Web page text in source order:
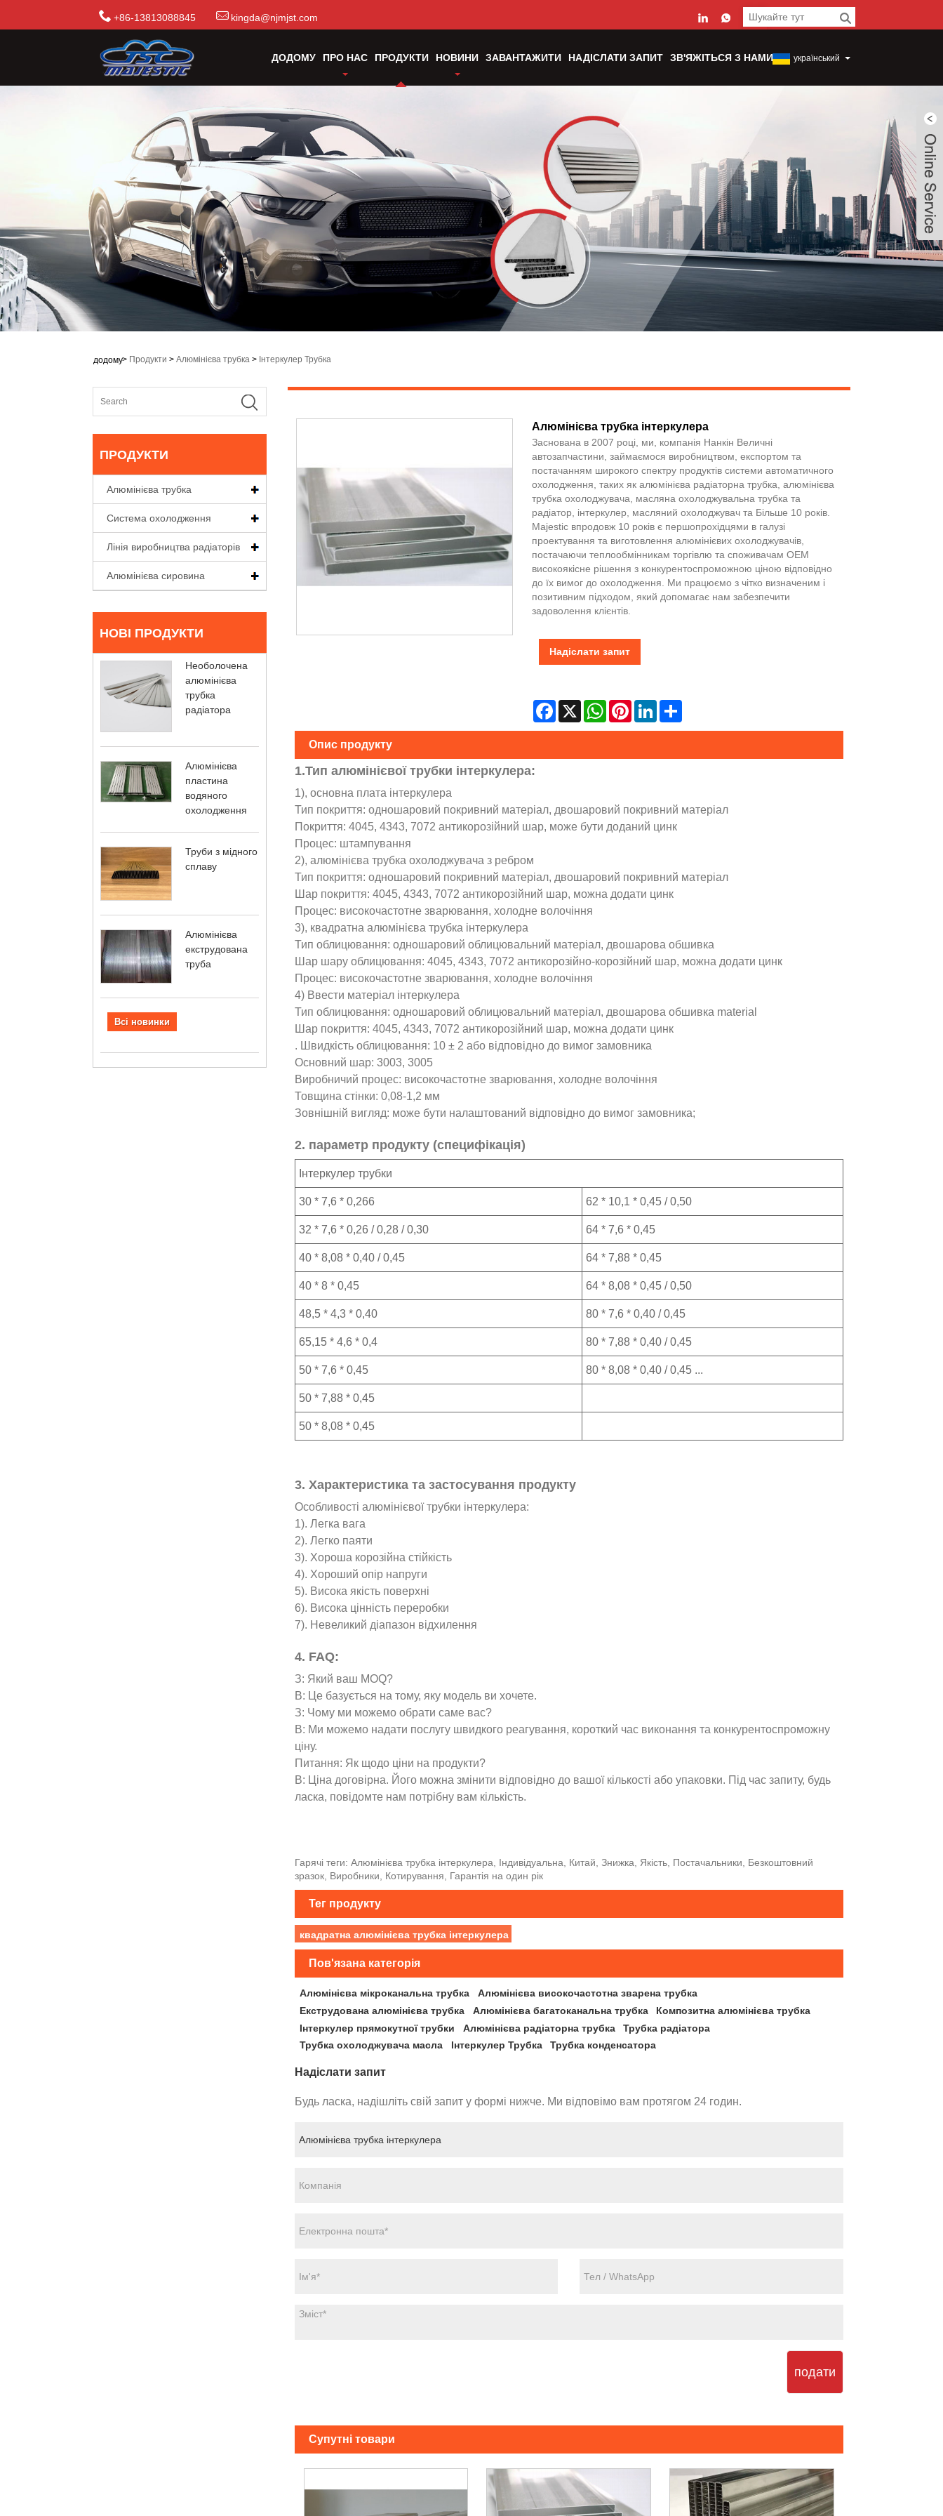
+86-13813088845 kingda@njmjst.com
ДОДОМУ ПРО НАС ПРОДУКТИ НОВИНИ ЗАВАНТАЖИТИ НАДІСЛАТИ ЗАПИТ ЗВ'ЯЖІТЬСЯ З НАМИ український
додому> Продукти > Алюмінієва трубка > Інтеркулер Трубка
ПРОДУКТИ
Алюмінієва трубка
Система охолодження
Лінія виробництва радіаторів
Алюмінієва сировина
НОВІ ПРОДУКТИ
Необолочена
алюмінієва
трубка
радіатора
Алюмінієва
пластина
водяного
охолодження
Труби з мідного
сплаву
Алюмінієва
екструдована
труба
Всі новинки
Алюмінієва трубка інтеркулера
Заснована в 2007 році, ми, компанія Нанкін Величні
автозапчастини, займаємося виробництвом, експортом та
постачанням широкого спектру продуктів системи автоматичного
охолодження, таких як алюмінієва радіаторна трубка, алюмінієва
трубка охолоджувача, масляна охолоджувальна трубка та
радіатор, інтеркулер, масляний охолоджувач та Більше 10 років.
Majestic впродовж 10 років є першопрохідцями в галузі
проектування та виготовлення алюмінієвих охолоджувачів,
постачаючи теплообмінникам торгівлю та споживачам ОЕМ
високоякісне рішення з конкурентоспроможною ціною відповідно
до їх вимог до охолодження. Ми працюємо з чітко визначеним і
позитивним підходом, який допомагає нам забезпечити
задоволення клієнтів.
Надіслати запит
Facebook
X WhatsAppPinterestLinkedInShare
Опис продукту
1.Тип алюмінієвої трубки інтеркулера:
1), основна плата інтеркулера
Тип покриття: одношаровий покривний матеріал, двошаровий покривний матеріал
Покриття: 4045, 4343, 7072 антикорозійний шар, може бути доданий цинк
Процес: штампування
2), алюмінієва трубка охолоджувача з ребром
Тип покриття: одношаровий покривний матеріал, двошаровий покривний матеріал
Шар покриття: 4045, 4343, 7072 антикорозійний шар, можна додати цинк
Процес: високочастотне зварювання, холодне волочіння
3), квадратна алюмінієва трубка інтеркулера
Тип облицювання: одношаровий облицювальний матеріал, двошарова обшивка
Шар шару облицювання: 4045, 4343, 7072 антикорозійно-корозійний шар, можна додати цинк
Процес: високочастотне зварювання, холодне волочіння
4) Ввести матеріал інтеркулера
Тип облицювання: одношаровий облицювальний матеріал, двошарова обшивка material
Шар покриття: 4045, 4343, 7072 антикорозійний шар, можна додати цинк
. Швидкість облицювання: 10 ± 2 або відповідно до вимог замовника
Основний шар: 3003, 3005
Виробничий процес: високочастотне зварювання, холодне волочіння
Товщина стінки: 0,08-1,2 мм
Зовнішній вигляд: може бути налаштований відповідно до вимог замовника;
2. параметр продукту (специфікація)
Інтеркулер трубки
30 * 7,6 * 0,266 62 * 10,1 * 0,45 / 0,50
32 * 7,6 * 0,26 / 0,28 / 0,30 64 * 7,6 * 0,45
40 * 8,08 * 0,40 / 0,45 64 * 7,88 * 0,45
40 * 8 * 0,45 64 * 8,08 * 0,45 / 0,50
48,5 * 4,3 * 0,40 80 * 7,6 * 0,40 / 0,45
65,15 * 4,6 * 0,4 80 * 7,88 * 0,40 / 0,45
50 * 7,6 * 0,45 80 * 8,08 * 0,40 / 0,45 ...
50 * 7,88 * 0,45
50 * 8,08 * 0,45
3. Характеристика та застосування продукту
Особливості алюмінієвої трубки інтеркулера:
1). Легка вага
2). Легко паяти
3). Хороша корозійна стійкість
4). Хороший опір напруги
5). Висока якість поверхні
6). Висока цінність переробки
7). Невеликий діапазон відхилення
4. FAQ:
З: Який ваш MOQ?
В: Це базується на тому, яку модель ви хочете.
З: Чому ми можемо обрати саме вас?
В: Ми можемо надати послугу швидкого реагування, короткий час виконання та конкурентоспроможну
ціну.
Питання: Як щодо ціни на продукти?
В: Ціна договірна. Його можна змінити відповідно до вашої кількості або упаковки. Під час запиту, будь
ласка, повідомте нам потрібну вам кількість.
Гарячі теги: Алюмінієва трубка інтеркулера, Індивідуальна, Китай, Знижка, Якість, Постачальники, Безкоштовний
зразок, Виробники, Котирування, Гарантія на один рік
Тег продукту
квадратна алюмінієва трубка інтеркулера
Пов'язана категорія
Алюмінієва мікроканальна трубка
Алюмінієва високочастотна зварена трубка
Екструдована алюмінієва трубка
Алюмінієва багатоканальна трубка
Композитна алюмінієва трубка
Інтеркулер прямокутної трубки
Алюмінієва радіаторна трубка
Трубка радіатора
Трубка охолоджувача масла
Інтеркулер Трубка Трубка конденсатора
Надіслати запит
Будь ласка, надішліть свій запит у формі нижче. Ми відповімо вам протягом 24 годин.
подати
Супутні товари